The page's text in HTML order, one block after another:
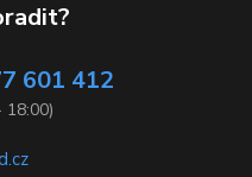
601 412
18:00)